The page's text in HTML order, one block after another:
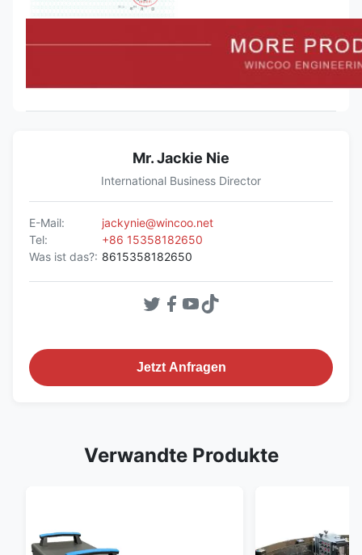
Mr. Jackie Nie
International Business Director
E-Mail:
jackynie@wincoo.net
Tel:
+86 15358182650
Was ist das?: 8615358182650
Jetzt Anfragen
Verwandte Produkte